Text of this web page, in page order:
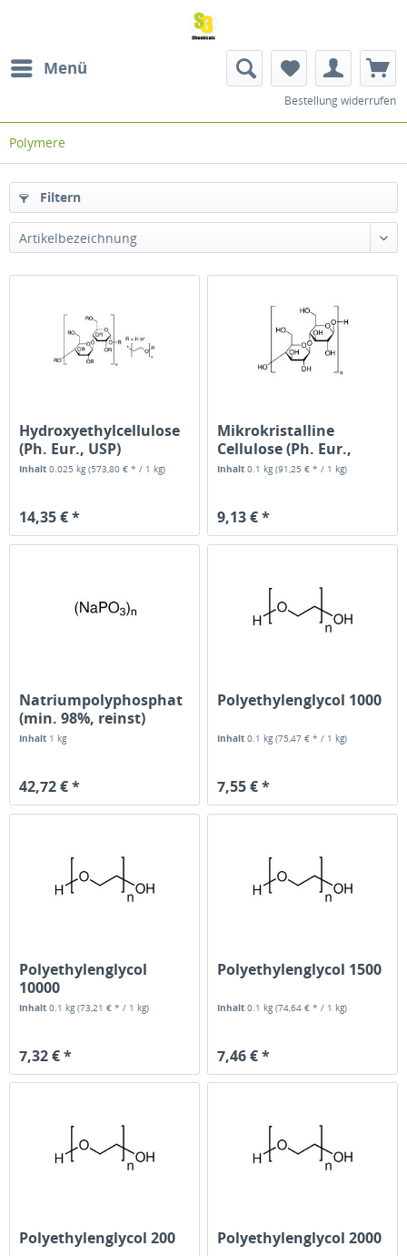
Menü
Bestellung widerrufen
Polymere
Filtern
Artikelbezeichnung
Hydroxyethylcellulose
(Ph. Eur., USP)
Inhalt0.025 kg(573,80 € * / 1 kg)
14,35 € *
Mikrokristalline
Cellulose (Ph. Eur.,
USP, IP,...
Inhalt0.1 kg(91,25 € * / 1 kg)
9,13 € *
Natriumpolyphosphat
(min. 98%, reinst)
Inhalt 1 kg
42,72 € *
Polyethylenglycol 1000
Inhalt0.1 kg(75,47 € * / 1 kg)
7,55 € *
Polyethylenglycol
10000
Inhalt0.1 kg(73,21 € * / 1 kg)
7,32 € *
Polyethylenglycol 1500
Inhalt0.1 kg(74,64 € * / 1 kg)
7,46 € *
Polyethylenglycol 200 Polyethylenglycol 2000